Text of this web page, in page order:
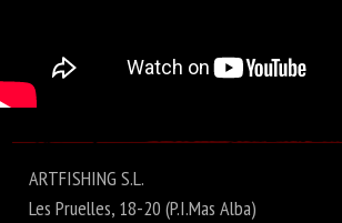
ARTFISHING S.L.
Les Pruelles, 18-20 (P.I.Mas Alba)